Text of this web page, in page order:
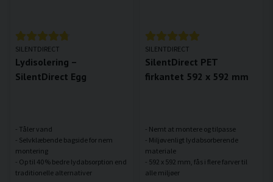
SILENTDIRECT
Lydisolering –
SilentDirect Egg
- Tåler vand
- Selvklæbende bagside for nem
montering
- Op til 40 % bedre lydabsorption end
SILENTDIRECT
SilentDirect PET
firkantet 592 x 592 mm
- Nemt at montere og tilpasse
- Miljøvenligt lydabsorberende
materiale
- 592 x 592 mm, fås i flere farver til